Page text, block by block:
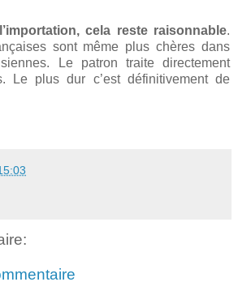
cela reste raisonnable.
sont même plus chères dans
Le patron traite directement
Le plus dur c’est définitivement de